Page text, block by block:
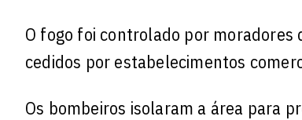
O fogo foi controlado por moradores
cedidos por estabelecimentos
Os bombeiros isolaram a área para